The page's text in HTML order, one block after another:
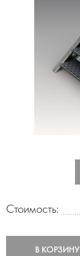
Стоимость:
В КОРЗИНУ